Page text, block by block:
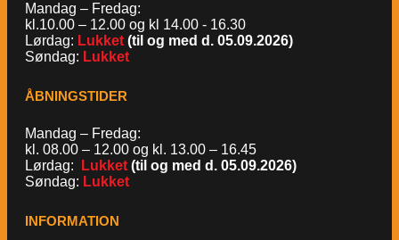
Mandag – Fredag:
kl.10.00 – 12.00 og kl 14.00 - 16.30
Lørdag: Lukket (til og med d. 05.09.2026)
Søndag: Lukket
ÅBNINGSTIDER
Mandag – Fredag:
kl. 08.00 – 12.00 og kl. 13.00 – 16.45
Lørdag:
Lukket (til og med d. 05.09.2026)
Søndag: Lukket
INFORMATION